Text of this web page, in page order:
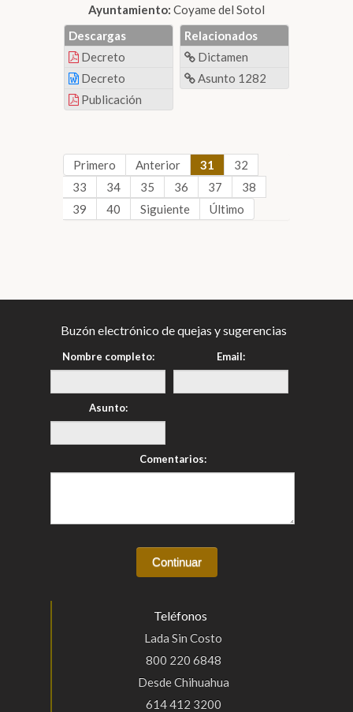
Ayuntamiento: Coyame del Sotol
Descargas
Decreto
Decreto
Publicación
Relacionados
Dictamen
Asunto 1282
Primero Anterior 31
32
33
34 35 36 37
38
39
40 Siguiente Último
Buzón electrónico de quejas y sugerencias
Nombre completo: Email:
Asunto:
Comentarios:
Teléfonos
Lada Sin Costo
800 220 6848
Desde Chihuahua
614 412 3200